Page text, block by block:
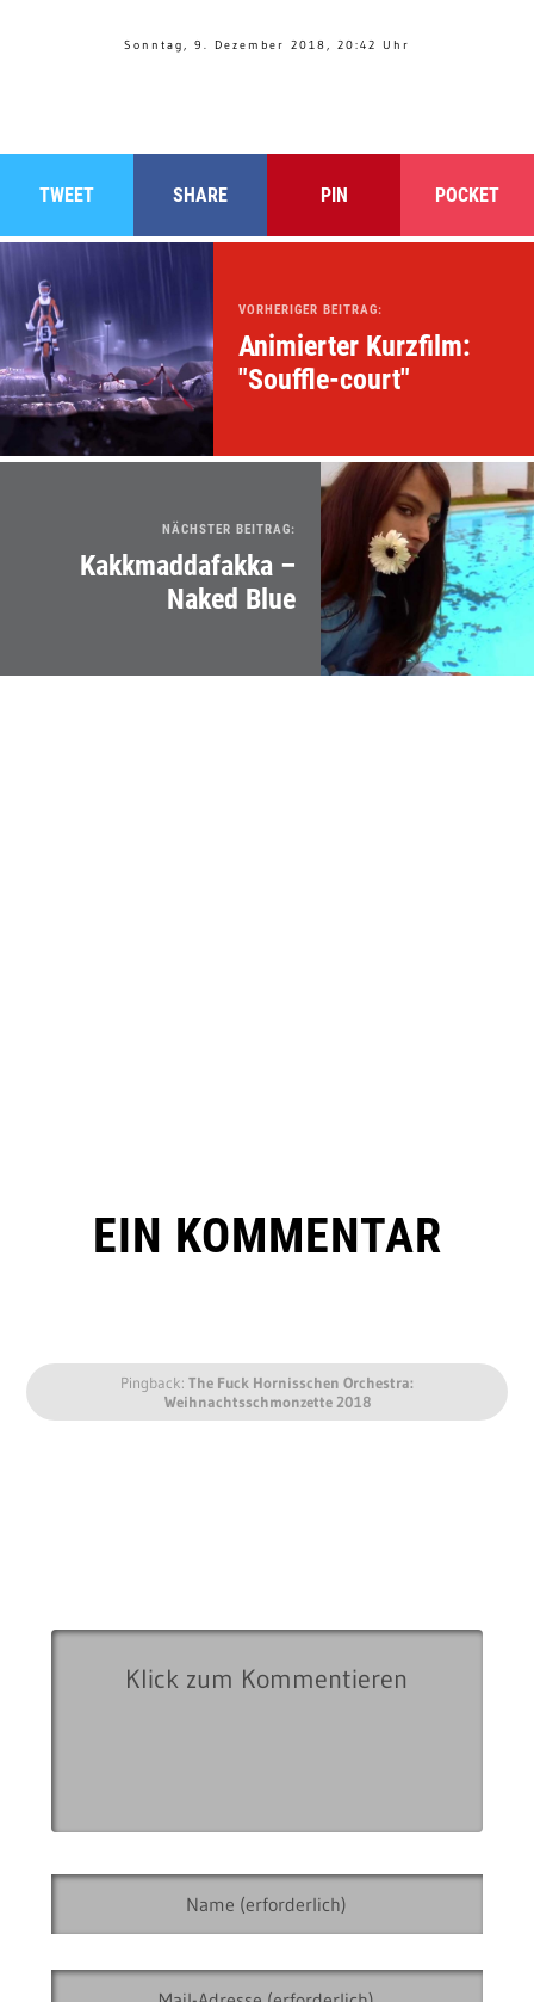
Sonntag, 9. Dezember 2018, 20:42 Uhr
TWEET SHARE PIN POCKET
VORHERIGER BEITRAG:
Animierter Kurzfilm:
"Souffle-court"
NÄCHSTER BEITRAG:
Kakkmaddafakka –
Naked Blue
EIN KOMMENTAR
Pingback: The Fuck Hornisschen Orchestra:
Weihnachtsschmonzette 2018